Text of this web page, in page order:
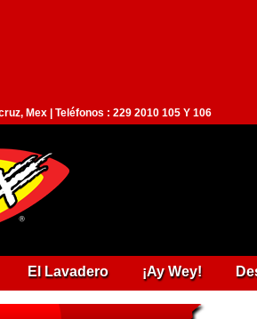
Mex | Teléfonos : 229 2010 105 Y 106
El Lavadero ¡Ay Wey!